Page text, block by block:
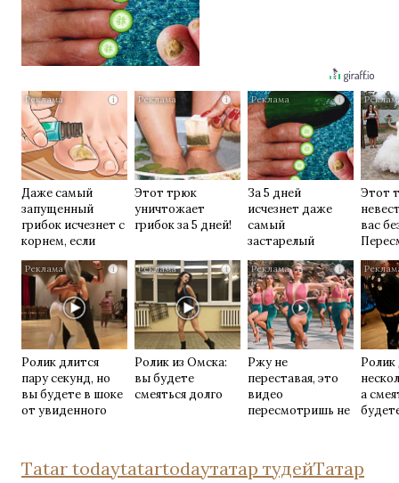
i
Даже самый
запущенный
грибок исчезнет с
корнем, если
перед сном…
i
Этот трюк
уничтожает
грибок за 5 дней!
i
За 5 дней
исчезнет даже
самый
застарелый
грибок: вот
хитрость
Этот
вас
раз
i
Ролик длится
пару секунд, но
вы будете в шоке
от увиденного
i
Ролик из Омска:
вы будете
смеяться долго
i
Ржу не
переставая, это
видео
пересмотришь не
Ролик
а
Tatar todaytatartodayтатар тудейТатар